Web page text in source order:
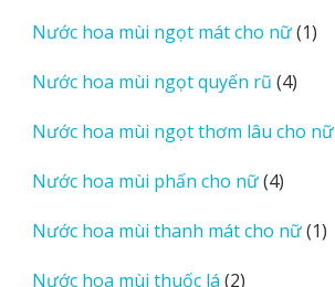
phẩm
Nước hoa mùi ngọt mát cho nữ 11
Nước hoa mùi ngọt quyến rũ 44
phẩm
Nước hoa mùi ngọt thơm lâu cho nữ
Nước hoa mùi phấn cho nữ 44
phẩm
Nước hoa mùi thanh mát cho nữ 11
Nước hoa mùi thuốc lá 22